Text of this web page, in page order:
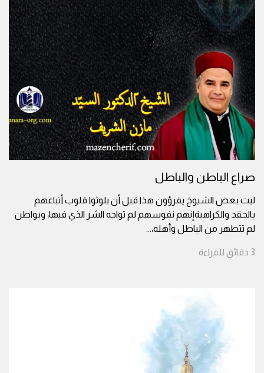
صراع الباطن والباطل
ليت بعض الشيوخ يقرؤون هذا قبل أن يلوثوا قلوب أتباعهم
بالحقد والكراهيةإنهم نفوسهم لم تواجه الشر الذي فيها، وبواطن
لم تتطهر من الباطل وأهله،...
3 دقائق للقراءة